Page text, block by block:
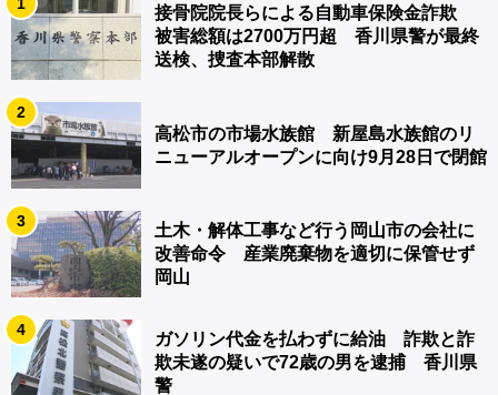
接骨院院長らによる自動車保険金詐欺
被害総額は2700万円超 香川県警が最終
送検、捜査本部解散
2
高松市の市場水族館 新屋島水族館のリ
ニューアルオープンに向け9月28日で閉館
3
土木・解体工事など行う岡山市の会社に
改善命令 産業廃棄物を適切に保管せず
岡山
4
ガソリン代金を払わずに給油 詐欺と詐
欺未遂の疑いで72歳の男を逮捕 香川県
警